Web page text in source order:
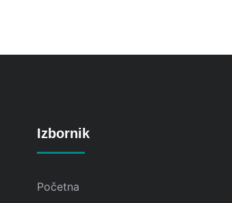
Izbornik
Početna